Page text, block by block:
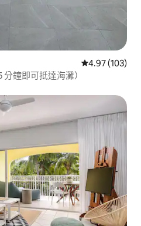
從 103 則評價
4.97 (103)
鐘即可抵達海灘）